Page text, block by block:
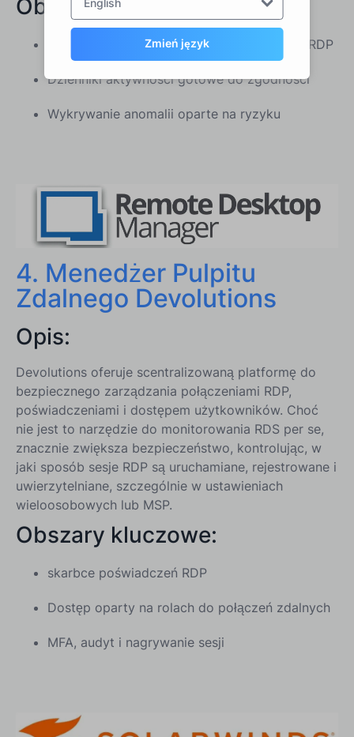
English
Zmień język
Obszary kluczowe:
Audytowanie i powiadamianie o logowaniu RDP
Dzienniki aktywności gotowe do zgodności
Wykrywanie anomalii oparte na ryzyku
4. Menedżer Pulpitu
Zdalnego Devolutions
Opis:
Devolutions oferuje scentralizowaną platformę do
bezpiecznego zarządzania połączeniami RDP,
poświadczeniami i dostępem użytkowników. Choć
nie jest to narzędzie do monitorowania RDS per se,
znacznie zwiększa bezpieczeństwo, kontrolując, w
jaki sposób sesje RDP są uruchamiane, rejestrowane i
uwierzytelniane, szczególnie w ustawieniach
wieloosobowych lub MSP.
Obszary kluczowe:
skarbce poświadczeń RDP
Dostęp oparty na rolach do połączeń zdalnych
MFA, audyt i nagrywanie sesji